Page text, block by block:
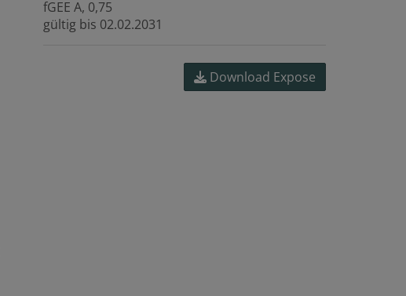
fGEE A, 0,75
gültig bis 02.02.2031
Download Expose